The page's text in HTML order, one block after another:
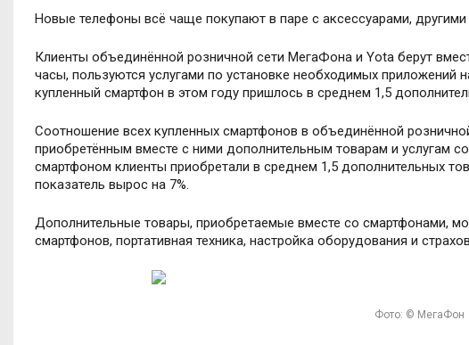
Новые телефоны всё чаще покупают в паре с аксессуарами,
Клиенты объединённой розничной сети МегаФона и Yota берут
часы, пользуются услугами по установке необходимых
купленный смартфон в этом году пришлось в среднем 1,5
Соотношение всех купленных смартфонов в объединённой
приобретённым вместе с ними дополнительным товарам и услугам
смартфоном клиенты приобретали в среднем 1,5 дополнительных
показатель вырос на 7%.
Дополнительные товары, приобретаемые вместе со смартфонами,
смартфонов, портативная техника, настройка оборудования и
Фото: © МегаФон